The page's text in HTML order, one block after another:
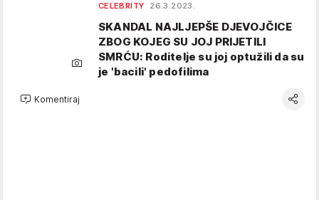
CELEBRITY 26.3.2023.
SKANDAL NAJLJEPŠE DJEVOJČICE
ZBOG KOJEG SU JOJ PRIJETILI
SMRĆU: Roditelje su joj optužili da su
je 'bacili' pedofilima
Komentiraj